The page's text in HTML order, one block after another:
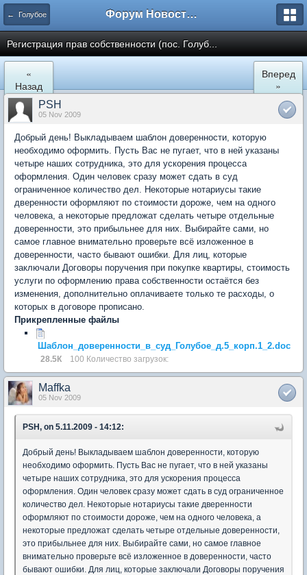
← Голубое Форум Новостройки
Регистрация прав собственности (пос. Голуб...
«
Назад
Вперед
»
PSH
05 Nov 2009
Добрый день! Выкладываем шаблон доверенности, которую
необходимо оформить. Пусть Вас не пугает, что в ней указаны
четыре наших сотрудника, это для ускорения процесса
оформления. Один человек сразу может сдать в суд
ограниченное количество дел. Некоторые нотариусы такие
дверенности оформляют по стоимости дороже, чем на одного
человека, а некоторые предложат сделать четыре отдельные
доверенности, это прибыльнее для них. Выбирайте сами, но
самое главное внимательно проверьте всё изложенное в
доверенности, часто бывают ошибки. Для лиц, которые
заключали Договоры поручения при покупке квартиры, стоимость
услуги по оформлению права собственности остаётся без
изменения, дополнительно оплачиваете только те расходы, о
которых в договоре прописано.
Прикрепленные файлы
Шаблон_доверенности_в_суд_Голубое_д.5_корп.1_2.doc
28.5К 100 Количество загрузок:
Maffka
05 Nov 2009
PSH, on 5.11.2009 - 14:12:
Добрый день! Выкладываем шаблон доверенности, которую
необходимо оформить. Пусть Вас не пугает, что в ней указаны
четыре наших сотрудника, это для ускорения процесса
оформления. Один человек сразу может сдать в суд ограниченное
количество дел. Некоторые нотариусы такие дверенности
оформляют по стоимости дороже, чем на одного человека, а
некоторые предложат сделать четыре отдельные доверенности,
это прибыльнее для них. Выбирайте сами, но самое главное
внимательно проверьте всё изложенное в доверенности, часто
бывают ошибки. Для лиц, которые заключали Договоры поручения